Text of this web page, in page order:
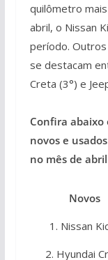
quilômetro
abril, o Nissan
período.
se destacam
Creta (3°) e
Confira abaixo
novos e
no mês de
Novos
1. Nissan
2. Hyundai